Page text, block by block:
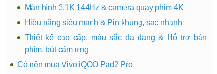
Màn hình 3.1K 144Hz & camera quay phim 4K
Hiệu năng siêu mạnh & Pin khủng, sạc nhanh
Thiết kế cao cấp, màu sắc đa dạng & Hỗ trợ bàn
phím, bút cảm ứng
Có nên mua Vivo iQOO Pad2 Pro